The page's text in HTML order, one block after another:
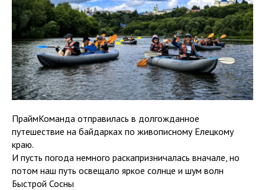
ПраймКоманда отправилась в долгожданное
путешествие на байдарках по живописному Елецкому
краю.
И пусть погода немного раскапризничалась вначале, но
потом наш путь освещало яркое солнце и шум волн
Быстрой Сосны